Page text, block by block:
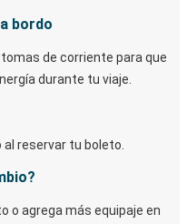
bordo
de corriente para que
durante tu viaje.
reservar tu boleto.
o agrega más equipaje en